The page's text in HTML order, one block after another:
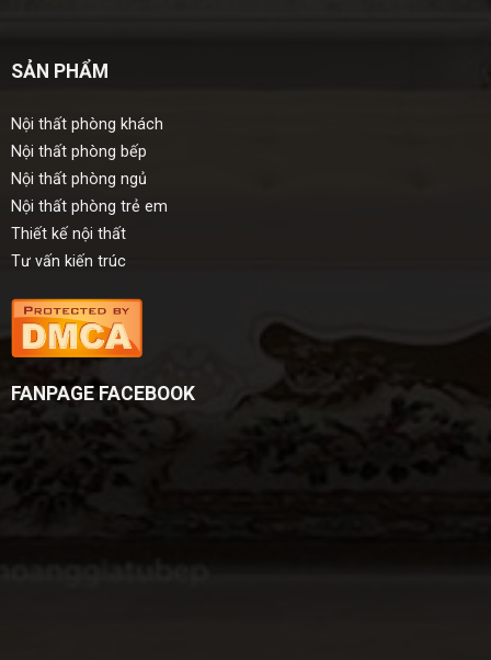
SẢN PHẨM
Nội thất phòng khách
Nội thất phòng bếp
Nội thất phòng ngủ
Nội thất phòng trẻ em
Thiết kế nội thất
Tư vấn kiến trúc
FANPAGE FACEBOOK